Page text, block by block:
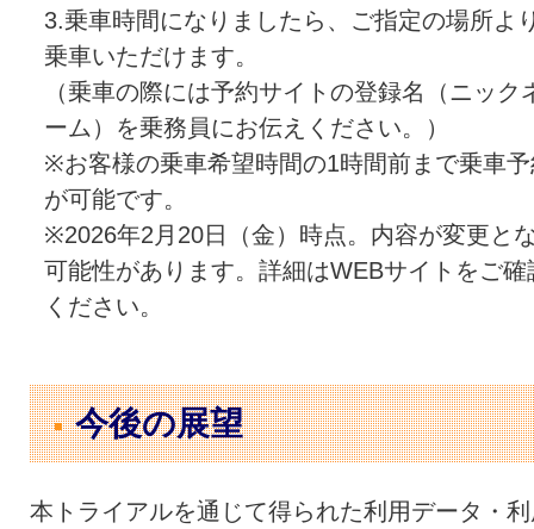
3.乗車時間になりましたら、ご指定の場所よ
乗車いただけます。
（乗車の際には予約サイトの登録名（ニック
ーム）を乗務員にお伝えください。）
※お客様の乗車希望時間の1時間前まで乗車
が可能です。
※2026年2月20日（金）時点。内容が変更と
可能性があります。詳細はWEBサイトをご確
ください。
今後の展望
本トライアルを通じて得られた利用データ・